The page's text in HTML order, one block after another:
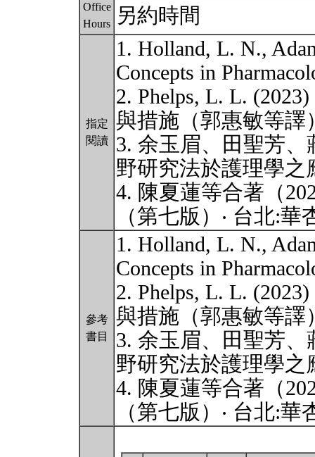
Office
Hours
另約時間
指定
閱讀
1. Holland, L. N.,
Concepts in
2. Phelps, L. L.
與措施（郭惠敏等譯
3. 余玉眉、田聖芳、
野研究法於護理學之
4. 陳夏蓮等合著（
（第七版）‧ 台北:華
參考
書目
1. Holland, L. N.,
Concepts in
2. Phelps, L. L.
與措施（郭惠敏等譯
3. 余玉眉、田聖芳、
野研究法於護理學之
4. 陳夏蓮等合著（
（第七版）‧ 台北:華